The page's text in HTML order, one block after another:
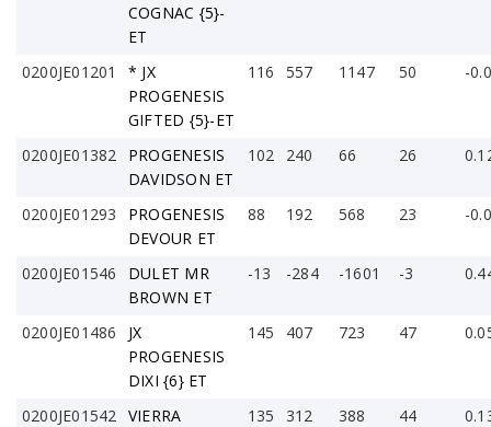
COGNAC {5}-
ET
0200JE01201
* JX
PROGENESIS
GIFTED {5}-ET
116 557 1147 50 -
0200JE01382
PROGENESIS
DAVIDSON ET
102 240 66 26
0200JE01293
PROGENESIS
DEVOUR ET
88 192 568 23 -
0200JE01546
DULET MR
BROWN ET
-13 -284 -1601 -3
0200JE01486
JX
PROGENESIS
DIXI {6} ET
145 407 723 47
0200JE01542
VIERRA
135 312 388 44